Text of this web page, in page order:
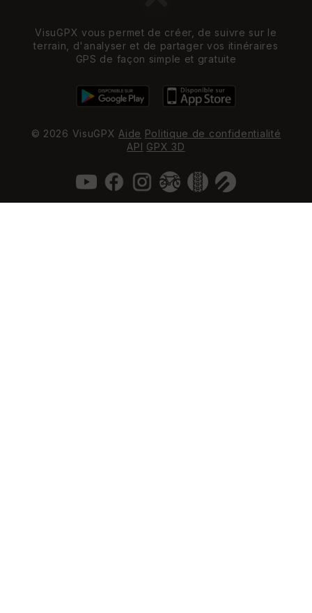
VisuGPX vous permet de créer, de suivre sur le
terrain, d'analyser et de partager vos itinéraires
GPS de façon simple et gratuite
© 2026 VisuGPX Aide Politique de confidentialité
API GPX 3D